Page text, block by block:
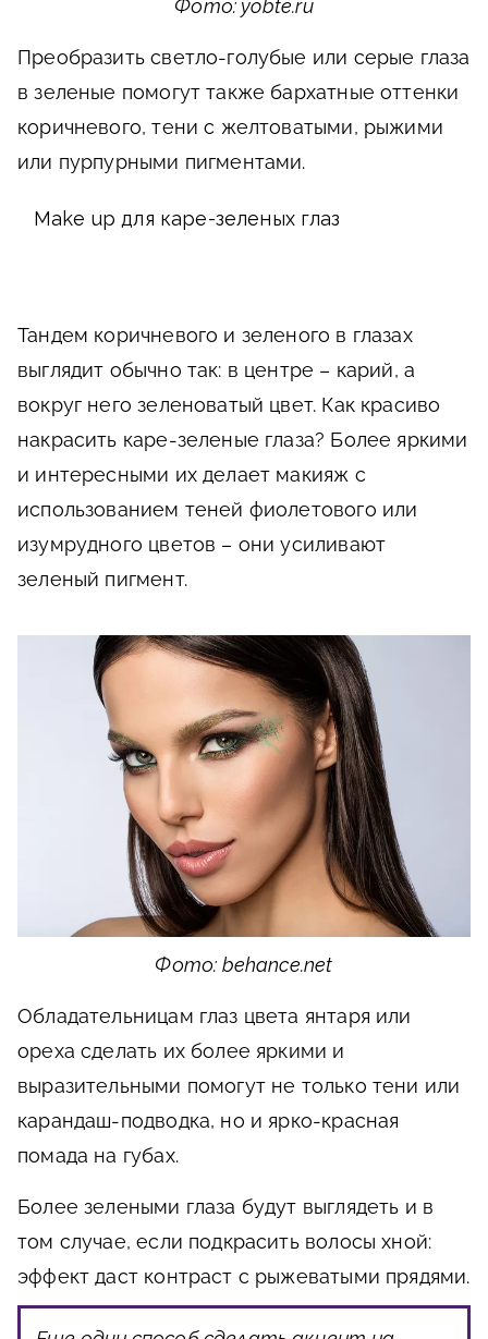
Фото: yobte.ru
Преобразить светло-голубые или серые глаза
в зеленые помогут также бархатные оттенки
коричневого, тени с желтоватыми, рыжими
или пурпурными пигментами.
Make up для каре-зеленых глаз
Тандем коричневого и зеленого в глазах
выглядит обычно так: в центре – карий, а
вокруг него зеленоватый цвет. Как красиво
накрасить каре-зеленые глаза? Более яркими
и интересными их делает макияж с
использованием теней фиолетового или
изумрудного цветов – они усиливают
зеленый пигмент.
Фото: behance.net
Обладательницам глаз цвета янтаря или
ореха сделать их более яркими и
выразительными помогут не только тени или
карандаш-подводка, но и ярко-красная
помада на губах.
Более зелеными глаза будут выглядеть и в
том случае, если подкрасить волосы хной:
эффект даст контраст с рыжеватыми прядями.